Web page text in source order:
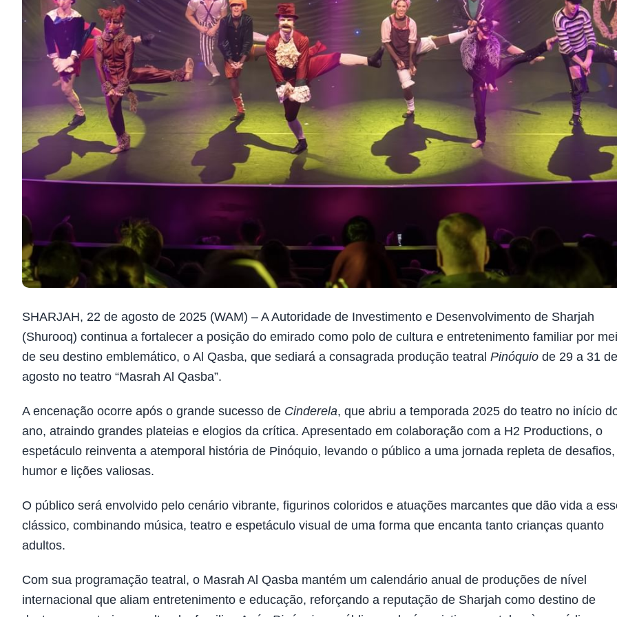
SHARJAH, 22 de agosto de 2025 (WAM) – A Autoridade de Investimento e Desenvolvimento de Sharjah
(Shurooq) continua a fortalecer a posição do emirado como polo de cultura e entretenimento familiar por
de seu destino emblemático, o Al Qasba, que sediará a consagrada produção teatral Pinóquio de 29 a 31 de
agosto no teatro “Masrah Al Qasba”.
A encenação ocorre após o grande sucesso de Cinderela, que abriu a temporada 2025 do teatro no início
ano, atraindo grandes plateias e elogios da crítica. Apresentado em colaboração com a H2 Productions, o
espetáculo reinventa a atemporal história de Pinóquio, levando o público a uma jornada repleta de desafios,
humor e lições valiosas.
O público será envolvido pelo cenário vibrante, figurinos coloridos e atuações marcantes que dão vida a
clássico, combinando música, teatro e espetáculo visual de uma forma que encanta tanto crianças quanto
adultos.
Com sua programação teatral, o Masrah Al Qasba mantém um calendário anual de produções de nível
internacional que aliam entretenimento e educação, reforçando a reputação de Sharjah como destino de